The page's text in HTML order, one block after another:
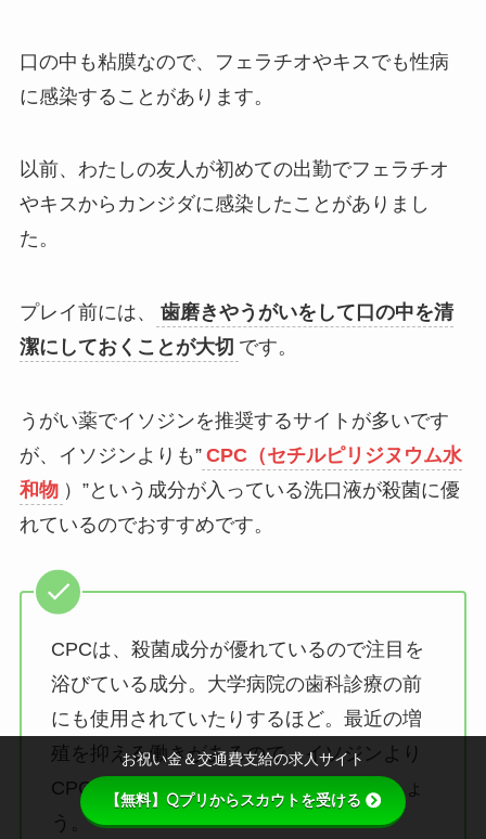
口の中も粘膜なので、フェラチオやキスでも性病
に感染することがあります。
以前、わたしの友人が初めての出勤でフェラチオ
やキスからカンジダに感染したことがありまし
た。
プレイ前には、
歯磨きやうがいをして口の中を清
潔にしておくことが大切 です。
うがい薬でイソジンを推奨するサイトが多いです
が、イソジンよりも” CPC（セチルピリジヌウム水
和物 ）”という成分が入っている洗口液が殺菌に優
れているのでおすすめです。
CPCは、殺菌成分が優れているので注目を
浴びている成分。大学病院の歯科診療の前
にも使用されていたりするほど。最近の増
殖を抑える働きがあるので、イソジンより
CPCのうがい薬が予防に優れているでしょ
う。
お祝い金＆交通費支給の求人サイト
【無料】Qプリからスカウトを受ける